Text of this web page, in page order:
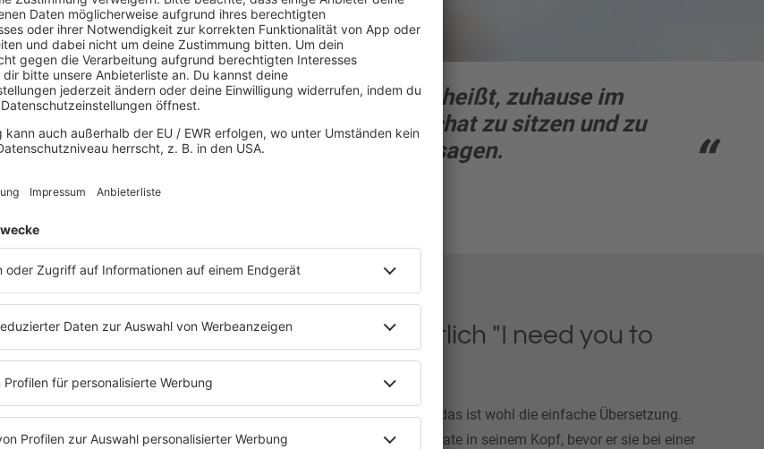
Popstar zu sein im Jahr 2021 heißt, zuhause im
Schlafzimmer vor dem Videochat zu sitzen und zu
versuchen lustige Sachen zu sagen.
JC Stewart im Interview mit Daniel
Was bedeutet eigentlich "I need you to
hate me"?
"Ich brauche es, dass du mich hasst!" - das ist wohl die einfache Übersetzung.
JC Stewart hatte diese Zeile sechs Monate in seinem Kopf, bevor er sie bei einer